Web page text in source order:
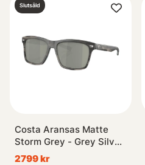
Slutsåld
Costa Aransas Matte
Storm Grey - Grey Silver
Mirror 580G
2799 kr